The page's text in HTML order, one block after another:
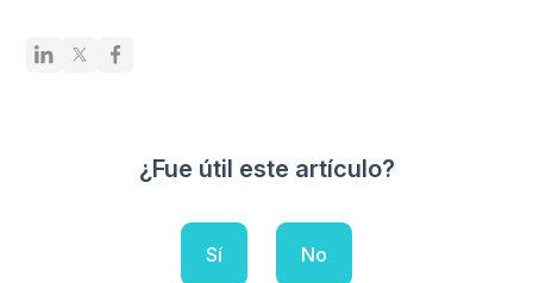
¿Fue útil este artículo?
Sí No